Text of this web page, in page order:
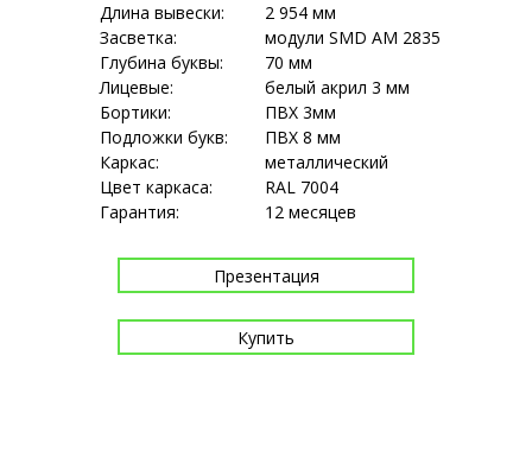
Длина вывески:
Засветка:
Глубина буквы:
Лицевые:
Бортики:
Подложки букв:
Каркас:
Цвет каркаса:
Гарантия:
2 954 мм
модули SMD АМ 2835
70 мм
белый акрил 3 мм
ПВХ 3мм
ПВХ 8 мм
металлический
RAL 7004
12 месяцев
Купить
Презентация